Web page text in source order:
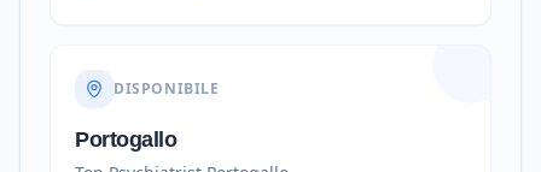
DISPONIBILE
Portogallo